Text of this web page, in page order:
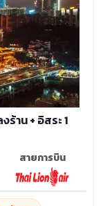
าน + อิสระ 1
สายการบิน